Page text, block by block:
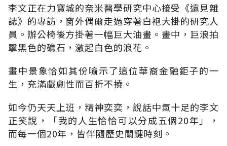
李文正在力寶城的奈米醫學研究中心接受《遠見雜
誌》的專訪，窗外偶爾走過穿著白袍大掛的研究人
員。辦公椅後方掛著一幅巨大油畫。畫中，巨浪拍
擊黑色的礁石，激起白色的浪花。
畫中景象恰如其份喻示了這位華裔金融鉅子的一
生，充滿戲劇性而百折不撓。
如今仍天天上班，精神奕奕，說話中氣十足的李文
正笑說，「我的人生恰恰可以分成五個20年」，
而每一個20年，皆伴隨歷史關鍵時刻。